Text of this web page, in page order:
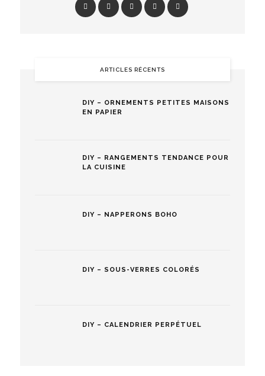
ARTICLES RÉCENTS
DIY – ORNEMENTS PETITES MAISONS
EN PAPIER
DIY – RANGEMENTS TENDANCE POUR
LA CUISINE
DIY – NAPPERONS BOHO
DIY – SOUS-VERRES COLORÉS
DIY – CALENDRIER PERPÉTUEL